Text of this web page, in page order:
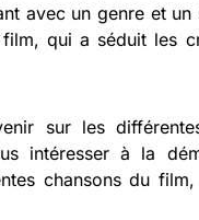
avec un genre et
qui a séduit les
sur les
intéresser à la
chansons du